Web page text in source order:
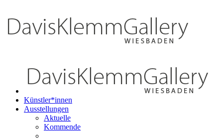
Künstler*innen
Ausstellungen
Aktuelle
Kommende